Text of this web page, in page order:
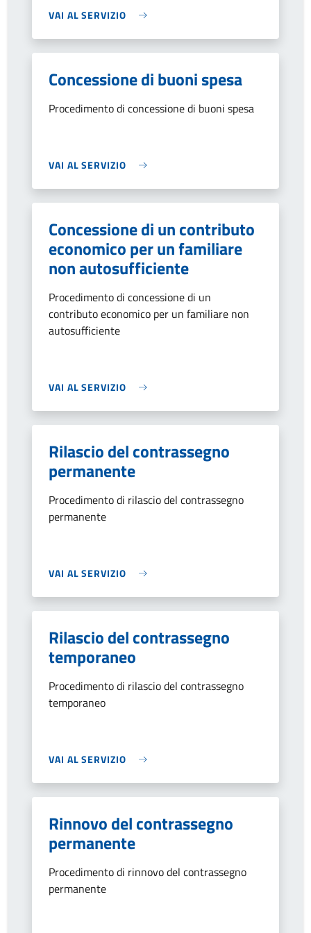
VAI AL SERVIZIO
Concessione di buoni spesa
Procedimento di concessione di buoni spesa
VAI AL SERVIZIO
Concessione di un contributo
economico per un familiare
non autosufficiente
Procedimento di concessione di un
contributo economico per un familiare non
autosufficiente
VAI AL SERVIZIO
Rilascio del contrassegno
permanente
Procedimento di rilascio del contrassegno
permanente
VAI AL SERVIZIO
Rilascio del contrassegno
temporaneo
Procedimento di rilascio del contrassegno
temporaneo
VAI AL SERVIZIO
Rinnovo del contrassegno
permanente
Procedimento di rinnovo del contrassegno
permanente